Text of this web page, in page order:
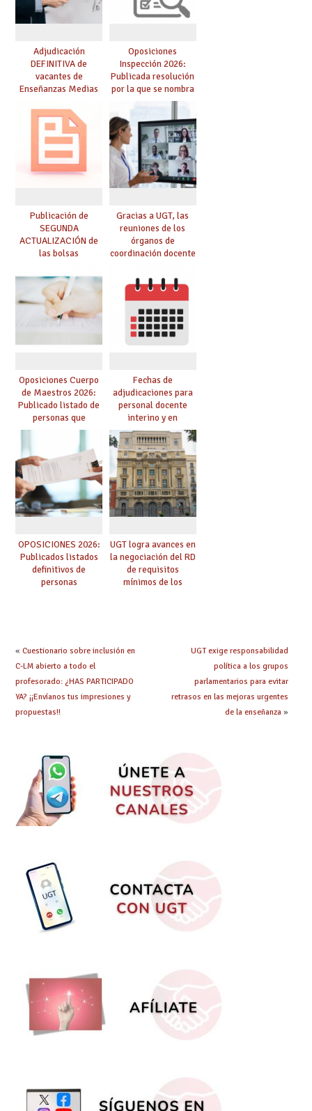
Adjudicación
DEFINITIVA de
vacantes de
Enseñanzas Medias
Oposiciones
Inspección 2026:
Publicada resolución
por la que se nombra
funcionarios/as en
prácticas, se regulan
dichas prácticas y se
convoca acto público
de adjudicación
Publicación de
SEGUNDA
ACTUALIZACIÓN de
las bolsas
Cuerpo de Maestros
de especialidades
convocadas a
oposición
Gracias a UGT, las
reuniones de los
órganos de
coordinación docente
de manera
telemática, sin exigir
presencialidad en el
centro
Oposiciones Cuerpo
de Maestros 2026:
Publicado listado de
personas que
adquieren nueva
especialidad
Fechas de
adjudicaciones para
personal docente
interino y en
prácticas: todo lo que
debes saber
OPOSICIONES 2026:
Publicados listados
definitivos de
personas
UGT logra avances en
la negociación del RD
de requisitos
mínimos de los
la mayor agilidad
« Cuestionario sobre inclusión en
C-LM abierto a todo el
profesorado: ¿HAS PARTICIPADO
YA? ¡¡Envíanos tus impresiones y
propuestas!!
UGT exige responsabilidad
política a los grupos
parlamentarios para evitar
retrasos en las mejoras urgentes
de la enseñanza»